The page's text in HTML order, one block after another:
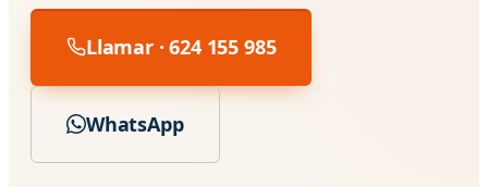
Llamar · 624 155 985
WhatsApp